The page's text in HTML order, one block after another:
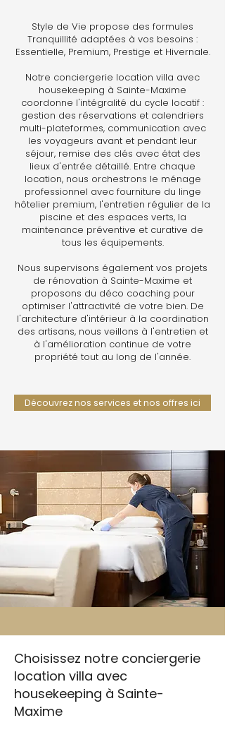
Style de Vie propose des formules
Tranquillité adaptées à vos besoins :
Essentielle, Premium, Prestige et Hivernale.
Notre conciergerie location villa avec
housekeeping à Sainte-Maxime
coordonne l'intégralité du cycle locatif :
gestion des réservations et calendriers
multi-plateformes, communication avec
les voyageurs avant et pendant leur
séjour, remise des clés avec état des
lieux d'entrée détaillé. Entre chaque
location, nous orchestrons le ménage
professionnel avec fourniture du linge
hôtelier premium, l'entretien régulier de la
piscine et des espaces verts, la
maintenance préventive et curative de
tous les équipements.
Nous supervisons également vos projets
de rénovation à Sainte-Maxime et
proposons du déco coaching pour
optimiser l'attractivité de votre bien. De
l'architecture d'intérieur à la coordination
des artisans, nous veillons à l'entretien et
à l'amélioration continue de votre
propriété tout au long de l'année.
Découvrez nos services et nos offres ici
Choisissez notre conciergerie
location villa avec
housekeeping à Sainte-
Maxime